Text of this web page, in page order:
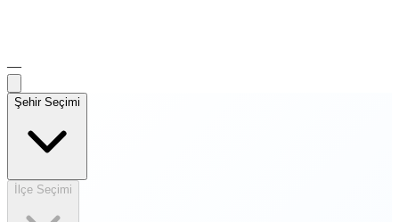
—
Şehir Seçimi
İlçe Seçimi